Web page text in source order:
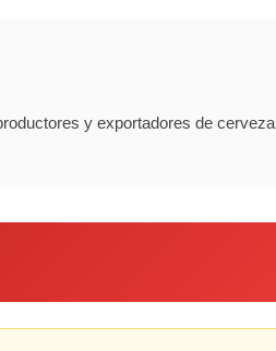
y exportadores de cerveza